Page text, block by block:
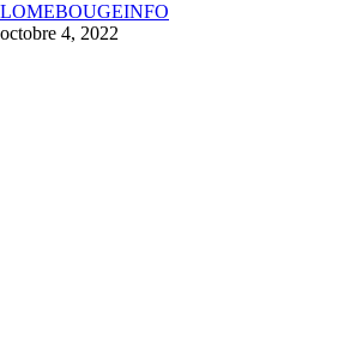
LOMEBOUGEINFO
octobre 4, 2022